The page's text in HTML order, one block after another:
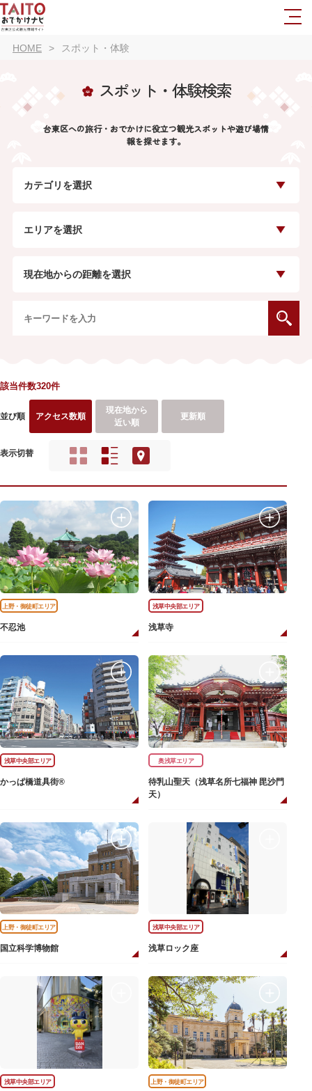
HOME スポット・体験
スポット・体験検索
台東区への旅行・おでかけに役立つ観光スポットや遊び場情
報を探せます。
カテゴリを選択
エリアを選択
現在地からの距離を選択
該当件数320件
並び順 アクセス数順
現在地から
近い順
更新順
表示切替
上野・御徒町エリア
不忍池
浅草中央部エリア
浅草寺
浅草中央部エリア
かっぱ橋道具街®
奥浅草エリア
待乳山聖天（浅草名所七福神 毘沙門
天）
上野・御徒町エリア
国立科学博物館
浅草中央部エリア
浅草ロック座
浅草中央部エリア 上野・御徒町エリア